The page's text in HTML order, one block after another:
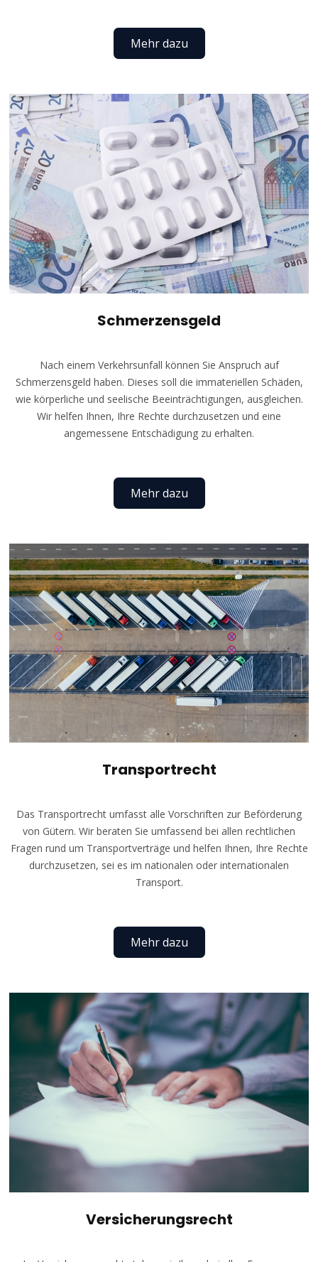
Mehr dazu
Schmerzensgeld
Nach einem Verkehrsunfall können Sie Anspruch auf
Schmerzensgeld haben. Dieses soll die immateriellen Schäden,
wie körperliche und seelische Beeinträchtigungen, ausgleichen.
Wir helfen Ihnen, Ihre Rechte durchzusetzen und eine
angemessene Entschädigung zu erhalten.
Mehr dazu
Transportrecht
Das Transportrecht umfasst alle Vorschriften zur Beförderung
von Gütern. Wir beraten Sie umfassend bei allen rechtlichen
Fragen rund um Transportverträge und helfen Ihnen, Ihre Rechte
durchzusetzen, sei es im nationalen oder internationalen
Transport.
Mehr dazu
Versicherungsrecht